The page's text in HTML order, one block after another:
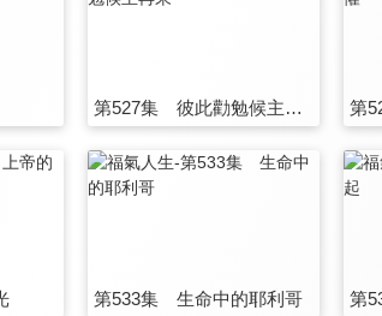
第527集 彼此勸勉候主再來 第
第533集 生命中的耶利哥 第